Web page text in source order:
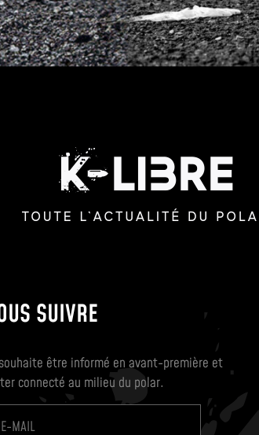
SUIVRE
être informé en avant-première et
connecté au milieu du polar.